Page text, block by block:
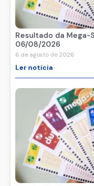
Resultado da Mega-
06/08/2026
6 de agosto de 2026
Ler noticia